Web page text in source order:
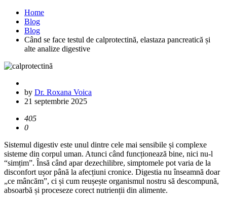
Home
Blog
Blog
Când se face testul de calprotectină, elastaza pancreatică și
alte analize digestive
by Dr. Roxana Voica
21 septembrie 2025
405
0
Sistemul digestiv este unul dintre cele mai sensibile și complexe
sisteme din corpul uman. Atunci când funcționează bine, nici nu-l
“simțim”. Însă când apar dezechilibre, simptomele pot varia de la
disconfort ușor până la afecțiuni cronice. Digestia nu înseamnă doar
„ce mâncăm”, ci și cum reușește organismul nostru să descompună,
absoarbă și proceseze corect nutrienții din alimente.